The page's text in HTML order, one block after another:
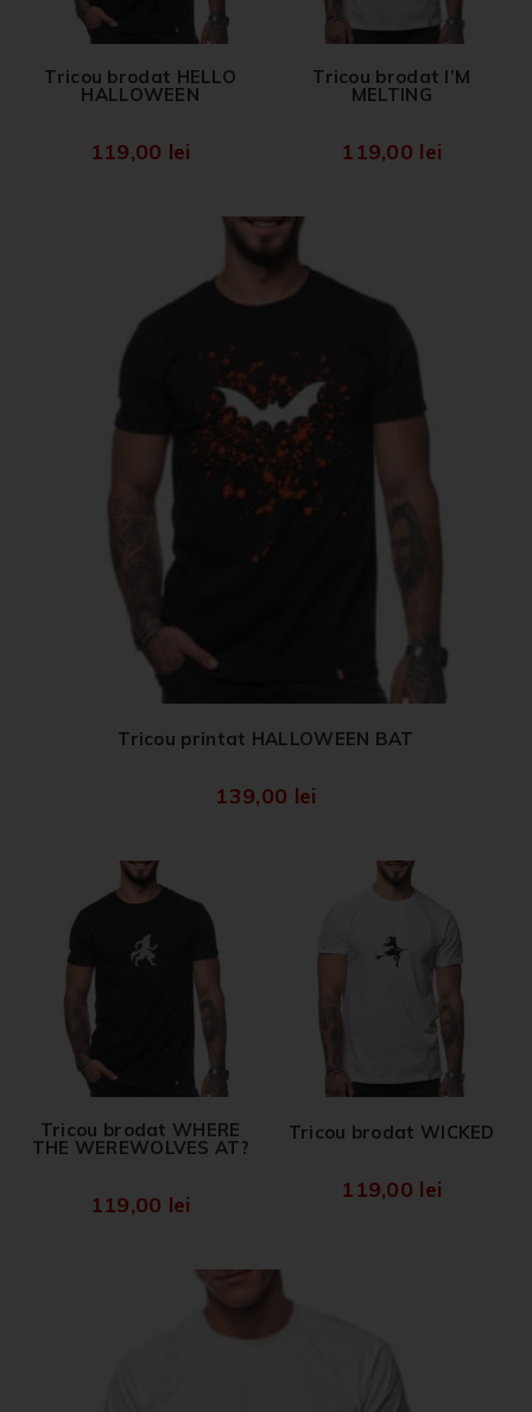
Tricou brodat HELLO
HALLOWEEN
119,00 lei
Tricou brodat I’M
MELTING
119,00 lei
Tricou printat HALLOWEEN BAT
139,00 lei
Tricou brodat WHERE
THE WEREWOLVES AT?
119,00 lei
Tricou brodat WICKED
119,00 lei